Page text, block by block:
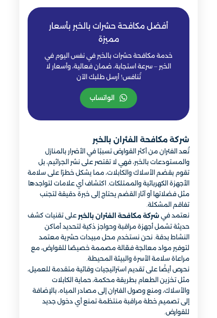
أفضل مكافحة حشرات بالخبر بأسعار
مميزة
خدمة مكافحة حشرات بالخبر في نفس اليوم في
الخبر – سرعة استجابة، ضمان فعالية، وأسعار لا
تُنافس! أرسل طلبك الآن
الواتساب
شركة مكافحة الفئران بالخبر
تُعد الفئران من أكثر القوارض تسببًا في الأضرار بالمنازل
والمستودعات بالخبر، فهي لا تقتصر على نشر الجراثيم، بل
تقوم بقضم الأسلاك والكابلات، مما يشكل خطرًا على سلامة
الأجهزة الكهربائية والممتلكات. اكتشاف أي علامات لتواجدها
مثل فضلاتها أو آثار القضم يحتاج إلى خبرة دقيقة لتجنب
تفاقم المشكلة.
نعتمد في شركة مكافحة الفئران بالخبر على تقنيات كشف
حديثة تشمل أجهزة مراقبة وحواجز ذكية لتحديد أماكن
النشاط بدقة. نحن نستخدم محل مبيدات حشرية معتمد
لتوفير مواد معالجة فعّالة مصممة خصيصًا للقوارض، مع
مراعاة سلامة الأسرة والبيئة المحيطة.
نحرص أيضًا على تقديم استراتيجيات وقائية متقدمة للعميل،
مثل تخزين الطعام بطريقة محكمة، حماية الكابلات
والأسلاك، ومنع وصول الفئران إلى مصادر المياه، بالإضافة
إلى تصميم خطة مراقبة منتظمة تمنع أي دخول جديد
للقوارض.